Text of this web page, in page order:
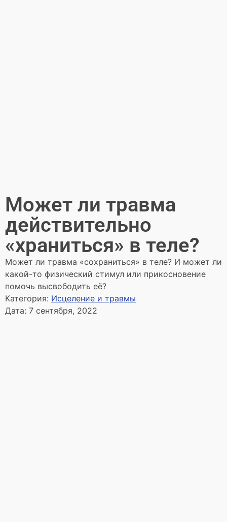
Может ли травма
действительно
«храниться» в теле?
Может ли травма «сохраниться» в теле? И может ли
какой-то физический стимул или прикосновение
помочь высвободить её?
Категория: Исцеление и травмы
Дата: 7 сентября, 2022